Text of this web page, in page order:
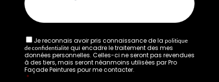
Je reconnais avoir pris connaissance de la politique
de confidentialité qui encadre le traitement des mes
données personnelles. Celles-ci ne seront pas revendues
à des tiers, mais seront néanmoins utilisées par Pro
Façade Peintures pour me contacter.
*